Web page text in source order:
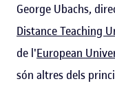
George Ubachs,
Distance Teaching
de l'European
són altres dels